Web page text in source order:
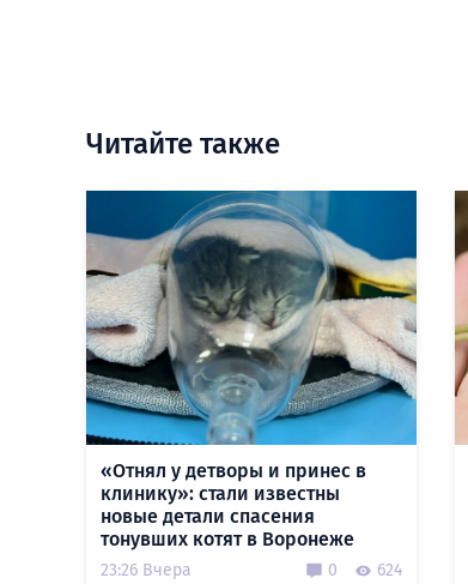
Читайте также
«Отнял у детворы и принес в
клинику»: стали известны
новые детали спасения
тонувших котят в Воронеже
23:26 Вчера 0 624